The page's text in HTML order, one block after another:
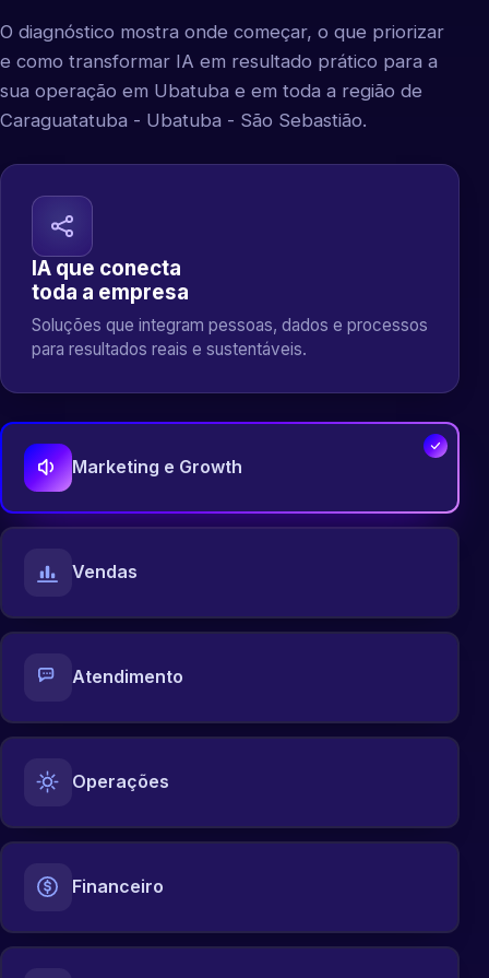
O diagnóstico mostra onde começar, o que priorizar
e como transformar IA em resultado prático para a
sua operação em Ubatuba e em toda a região de
Caraguatatuba - Ubatuba - São Sebastião.
IA que conecta
toda a empresa
Soluções que integram pessoas, dados e processos
para resultados reais e sustentáveis.
Marketing e Growth
Vendas
Atendimento
Operações
Financeiro